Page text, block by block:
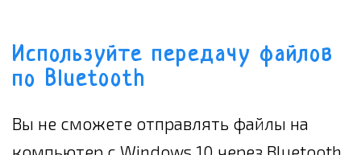
Используйте передачу файлов
по Bluetooth
Вы не сможете отправлять файлы на